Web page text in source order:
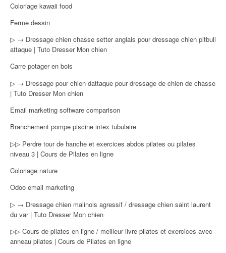
Coloriage kawaii food
Ferme dessin
▷ → Dressage chien chasse setter anglais pour dressage chien pitbull
attaque | Tuto Dresser Mon chien
Carre potager en bois
▷ → Dressage pour chien dattaque pour dressage de chien de chasse
| Tuto Dresser Mon chien
Email marketing software comparison
Branchement pompe piscine intex tubulaire
▷▷ Perdre tour de hanche et exercices abdos pilates ou pilates
niveau 3 | Cours de Pilates en ligne
Coloriage nature
Odoo email marketing
▷ → Dressage chien malinois agressif / dressage chien saint laurent
du var | Tuto Dresser Mon chien
▷▷ Cours de pilates en ligne / meilleur livre pilates et exercices avec
anneau pilates | Cours de Pilates en ligne